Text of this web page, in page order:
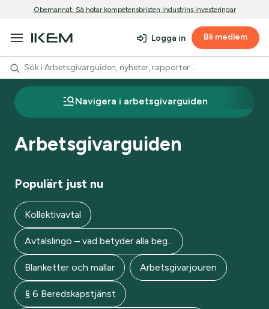
Obemannat: Så hotar kompetensbristen industrins investeringar
Logga in Bli medlem
Navigera i arbetsgivarguiden
Arbetsgivarguiden
Populärt just nu
Kollektivavtal
Avtalslingo – vad betyder alla beg...
Blanketter och mallar Arbetsgivarjouren
§ 6 Beredskapstjänst